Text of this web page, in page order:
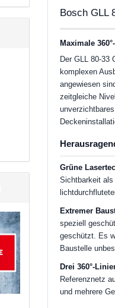
Bosch GLL
Maximale
Der GLL 80-33
komplexen
angewiesen
zeitgleiche
Grüne
Sichtbarkeit als
Extremer
speziell
geschützt. Es
Baustelle
Drei 360°-
Referenznetz
und mehrere